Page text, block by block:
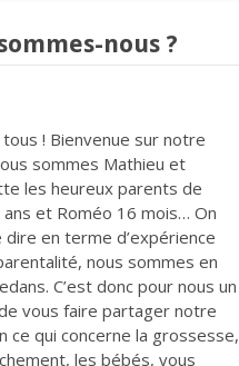
nous ?
tous ! Bienvenue sur notre
sommes Mathieu et
les heureux parents de
ans et Roméo 16 mois… On
dire en terme d’expérience
nous sommes en
C’est donc pour nous un
vous faire partager notre
ce qui concerne la grossesse,
les bébés, vous